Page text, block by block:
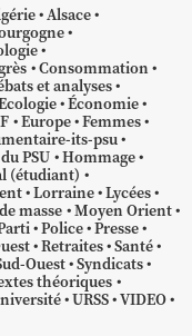
Alsace
Consommation
et analyses
Économie
Europe Femmes
its-psu
PSU Hommage
(étudiant)
Lorraine Lycées
masse Moyen Orient
Police Presse
Retraites Santé
Ouest Syndicats
théoriques
URSS VIDEO